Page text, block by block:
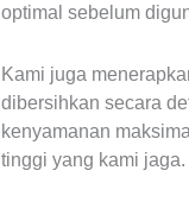
optimal sebelum
Kami juga
dibersihkan secara
kenyamanan
tinggi yang kami jaga.